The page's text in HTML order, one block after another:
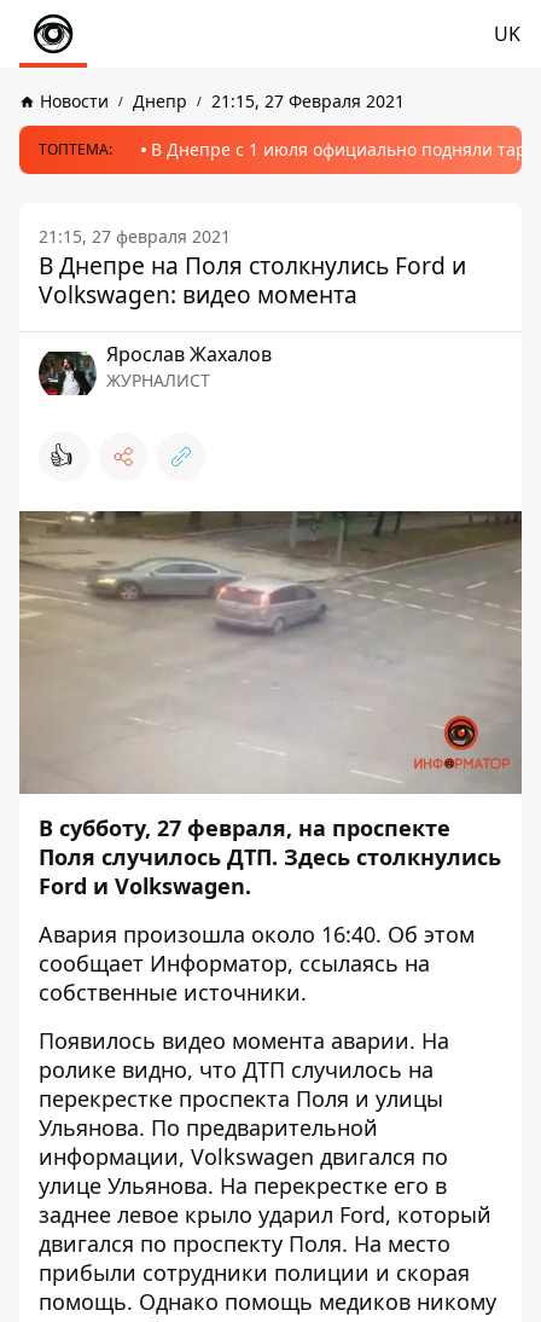
UK
Новости Днепр 21:15, 27 Февраля 2021
ТОПТЕМА: В Днепре с 1 июля официально подняли
21:15, 27 февраля 2021
В Днепре на Поля столкнулись Ford и
Volkswagen: видео момента
Ярослав Жахалов
ЖУРНАЛИСТ
👍
В субботу, 27 февраля, на проспекте
Поля случилось ДТП. Здесь столкнулись
Ford и Volkswagen.
Авария произошла около 16:40. Об этом
сообщает Информатор, ссылаясь на
собственные источники.
Появилось видео момента аварии. На
ролике видно, что ДТП случилось на
перекрестке проспекта Поля и улицы
Ульянова. По предварительной
информации, Volkswagen двигался по
улице Ульянова. На перекрестке его в
заднее левое крыло ударил Ford, который
двигался по проспекту Поля. На место
прибыли сотрудники полиции и скорая
помощь. Однако помощь медиков никому